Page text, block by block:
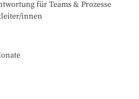
für Teams & Prozesse
innen